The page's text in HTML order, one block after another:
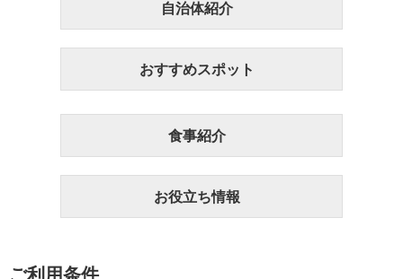
自治体紹介
おすすめスポット
食事紹介
お役立ち情報
ご利用条件